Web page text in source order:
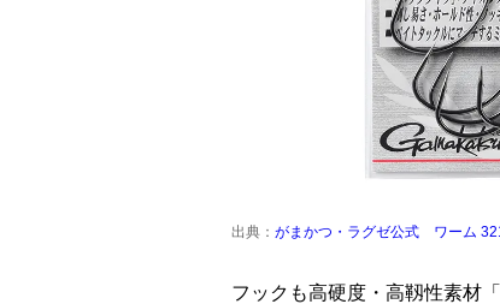
出典： がまかつ・ラグゼ公式 ワーム
フックも高硬度・高靱性素材